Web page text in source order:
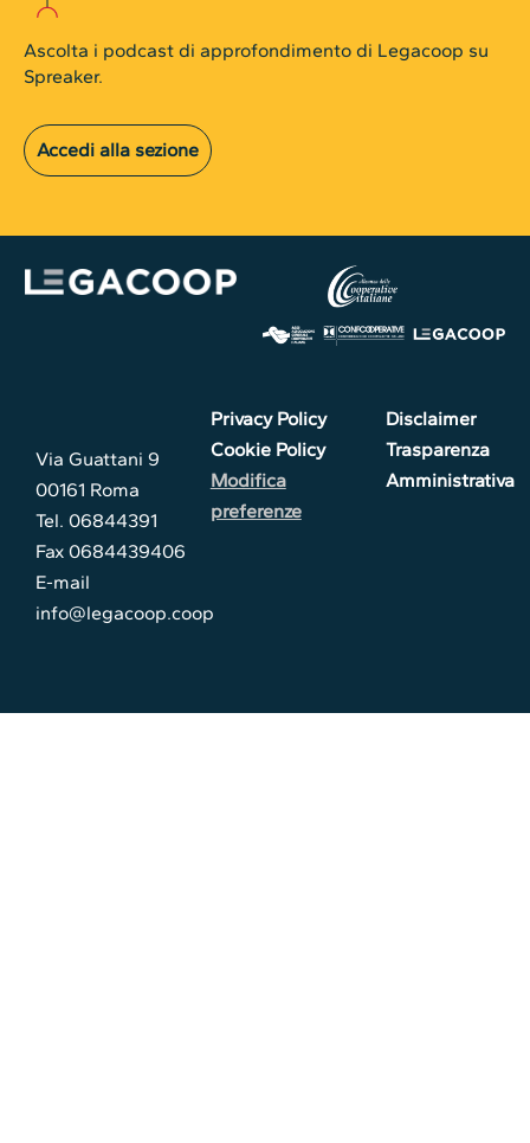
Ascolta i podcast di approfondimento di Legacoop su
Spreaker.
Accedi alla sezione
Via Guattani 9
00161 Roma
Tel. 06844391
Fax 0684439406
E-mail
info@legacoop.coop
Privacy Policy
Cookie Policy
Modifica
preferenze
Disclaimer
Trasparenza
Amministrativa